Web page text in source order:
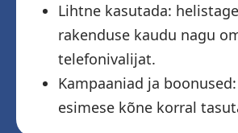
Lihtne kasutada:
rakenduse kaudu nagu
telefonivalijat.
Kampaaniad ja
esimese kõne korral